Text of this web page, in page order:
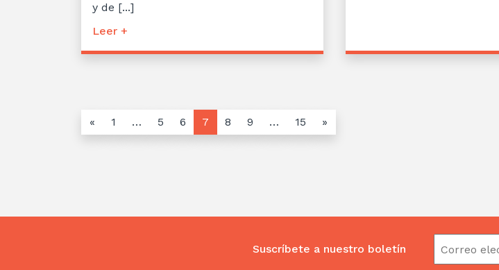
y de [...]
Leer +
« 1 … 5 6 7 8 9 … 15 »
Suscríbete a nuestro boletín